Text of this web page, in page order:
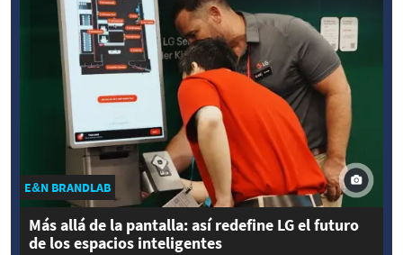
E&N BRANDLAB
Más allá de la pantalla: así redefine LG el futuro
de los espacios inteligentes